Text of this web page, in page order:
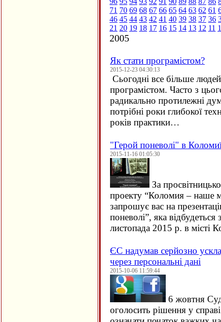
71 70 69 68 67 66 65 64 63 62 61
46 45 44 43 42 41 40 39 38 37 36
21 20 19 18 17 16 15 14 13 12 11
2005
Як стати програмістом?
2015-12-23 04:30:13
Сьогодні все більше
програмістом. Часто з
радикально протилежні
потрібні роки глибокої
років практики…
"Герой поневолі" в
2015-11-16 01:05:30
За
проекту “Коломия – наше
запрошує вас на
поневолі”, яка відбудеться
листопада 2015 р. в місті
ЄC надумав серйозно
через персональні дані
2015-10-06 11:59:44
6 жовтня
оголосить рішення у